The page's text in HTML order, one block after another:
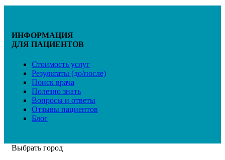
ИНФОРМАЦИЯ
ДЛЯ ПАЦИЕНТОВ
Стоимость услуг
Результаты (до/после)
Поиск врача
Полезно знать
Вопросы и ответы
Отзывы пациентов
Блог
Выбрать город